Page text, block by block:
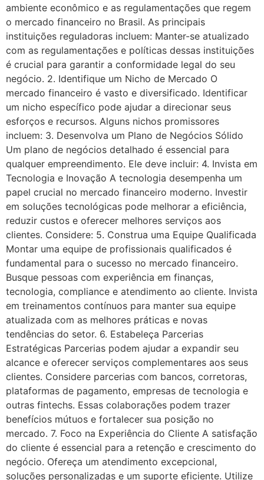
ambiente econômico e as regulamentações que regem
o mercado financeiro no Brasil. As principais
instituições reguladoras incluem: Manter-se atualizado
com as regulamentações e políticas dessas instituições
é crucial para garantir a conformidade legal do seu
negócio. 2. Identifique um Nicho de Mercado O
mercado financeiro é vasto e diversificado. Identificar
um nicho específico pode ajudar a direcionar seus
esforços e recursos. Alguns nichos promissores
incluem: 3. Desenvolva um Plano de Negócios Sólido
Um plano de negócios detalhado é essencial para
qualquer empreendimento. Ele deve incluir: 4. Invista em
Tecnologia e Inovação A tecnologia desempenha um
papel crucial no mercado financeiro moderno. Investir
em soluções tecnológicas pode melhorar a eficiência,
reduzir custos e oferecer melhores serviços aos
clientes. Considere: 5. Construa uma Equipe Qualificada
Montar uma equipe de profissionais qualificados é
fundamental para o sucesso no mercado financeiro.
Busque pessoas com experiência em finanças,
tecnologia, compliance e atendimento ao cliente. Invista
em treinamentos contínuos para manter sua equipe
atualizada com as melhores práticas e novas
tendências do setor. 6. Estabeleça Parcerias
Estratégicas Parcerias podem ajudar a expandir seu
alcance e oferecer serviços complementares aos seus
clientes. Considere parcerias com bancos, corretoras,
plataformas de pagamento, empresas de tecnologia e
outras fintechs. Essas colaborações podem trazer
benefícios mútuos e fortalecer sua posição no
mercado. 7. Foco na Experiência do Cliente A satisfação
do cliente é essencial para a retenção e crescimento do
negócio. Ofereça um atendimento excepcional,
soluções personalizadas e um suporte eficiente. Utilize